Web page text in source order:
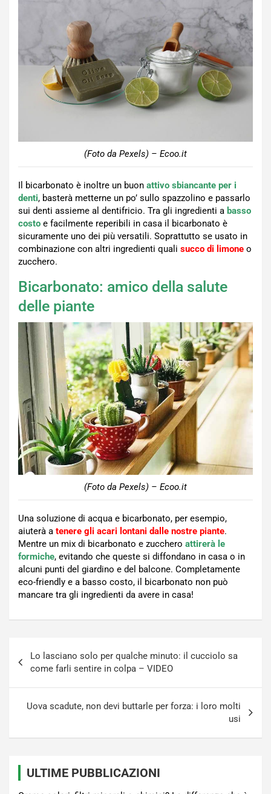
(Foto da Pexels) – Ecoo.it
Il bicarbonato è inoltre un buon attivo sbiancante per i
denti, basterà metterne un po’ sullo spazzolino e passarlo
sui denti assieme al dentifricio. Tra gli ingredienti a basso
costo e facilmente reperibili in casa il bicarbonato è
sicuramente uno dei più versatili. Soprattutto se usato in
combinazione con altri ingredienti quali succo di limone o
zucchero.
Bicarbonato: amico della salute
delle piante
(Foto da Pexels) – Ecoo.it
Una soluzione di acqua e bicarbonato, per esempio,
aiuterà a tenere gli acari lontani dalle nostre piante.
Mentre un mix di bicarbonato e zucchero attirerà le
formiche, evitando che queste si diffondano in casa o in
alcuni punti del giardino e del balcone. Completamente
eco-friendly e a basso costo, il bicarbonato non può
mancare tra gli ingredienti da avere in casa!
articoli
Lo lasciano solo per qualche minuto: il cucciolo sa
come farli sentire in colpa – VIDEO
Uova scadute, non devi buttarle per forza: i loro molti
usi
ULTIME PUBBLICAZIONI